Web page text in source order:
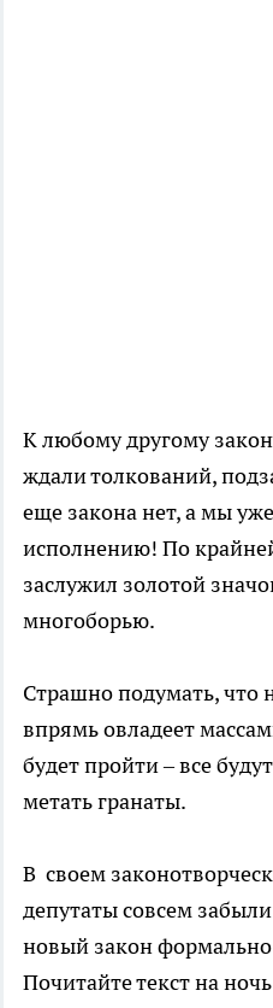
К любому другому
ждали толкований,
еще закона нет, а мы
исполнению! По
заслужил золотой
многоборью.
Страшно подумать, что
впрямь овладеет
будет пройти – все
метать гранаты.
В своем
депутаты совсем
новый закон
Почитайте текст на